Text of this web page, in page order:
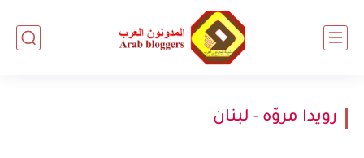
رويدا مروّه - لبنان